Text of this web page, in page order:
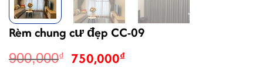
Rèm chung cư đẹp CC-09
900,000₫ Giá
750,000₫Giá